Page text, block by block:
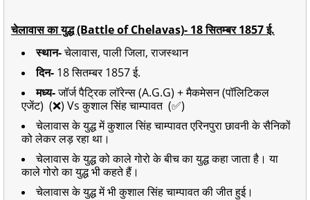
चेलावास का युद्ध (Battle of Chelavas)- 18 सितम्बर 1857 ई.
स्थान-चेलावास, पाली जिला, राजस्थान
दिन- 18 सितम्बर 1857 ई.
मध्य-जॉर्ज पैट्रिक लॉरेन्स (A.G.G) + मैकमेसन (पॉलिटिकल
एजेंट) (❌) Vs कुशाल सिंह चाम्पावत (✅)
चेलावास के युद्ध में कुशाल सिंह चाम्पावत एरिनपुरा छावनी के सैनिकों
को लेकर लड़ रहा था।
चेलावास के युद्ध को काले गोरो के बीच का युद्ध कहा जाता है। या
काले गोरो का युद्ध भी कहते हैं।
चेलावास के युद्ध में भी कुशाल सिंह चाम्पावत की जीत हुई।